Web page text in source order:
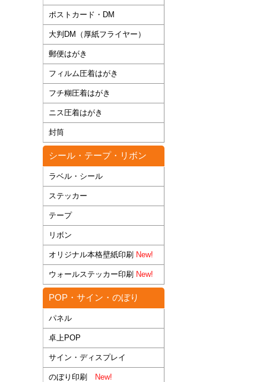
ポストカード・DM
大判DM（厚紙フライヤー）
郵便はがき
フィルム圧着はがき
フチ糊圧着はがき
ニス圧着はがき
封筒
シール・テープ・リボン
ラベル・シール
ステッカー
テープ
リボン
オリジナル本格壁紙印刷 New!
ウォールステッカー印刷 New!
POP・サイン・のぼり
パネル
卓上POP
サイン・ディスプレイ
のぼり印刷 New!